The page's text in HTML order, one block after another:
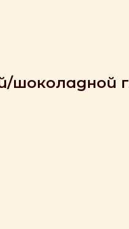
шоколадной